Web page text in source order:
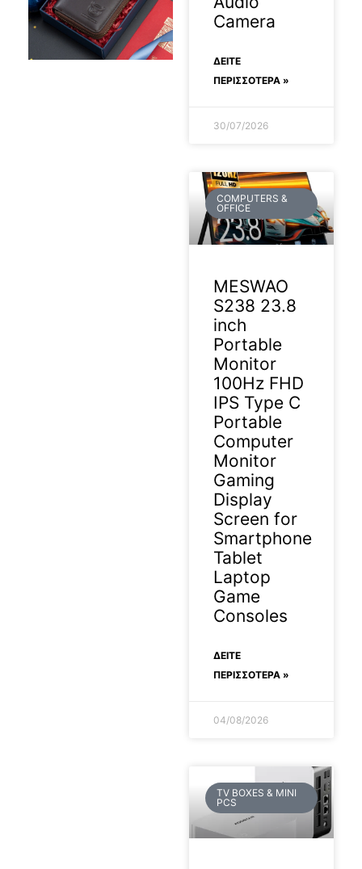
Camera
ΔΕΊΤΕ
ΠΕΡΙΣΣΟΤΕΡΑ »
30/07/2026
COMPUTERS &
OFFICE
MESWAO
S238 23.8
inch
Portable
Monitor
100Hz FHD
IPS Type C
Portable
Computer
Monitor
Gaming
Display
Screen for
Smartphone
Tablet
Laptop
Game
Consoles
ΔΕΊΤΕ
ΠΕΡΙΣΣΟΤΕΡΑ »
04/08/2026
TV BOXES & MINI
PCS